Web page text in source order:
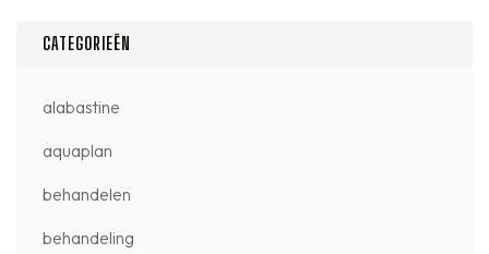
CATEGORIEËN
alabastine
aquaplan
behandelen
behandeling